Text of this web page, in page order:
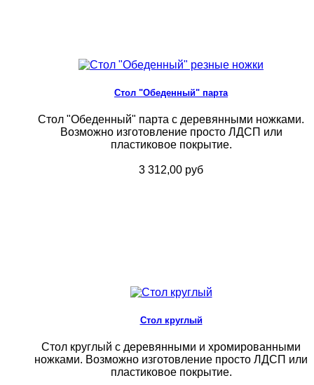
Стол "Обеденный" парта
Стол "Обеденный" парта с деревянными ножками.
Возможно изготовление просто ЛДСП или
пластиковое покрытие.
3 312,00 руб
Стол круглый
Стол круглый с деревянными и хромированными
ножками. Возможно изготовление просто ЛДСП или
пластиковое покрытие.